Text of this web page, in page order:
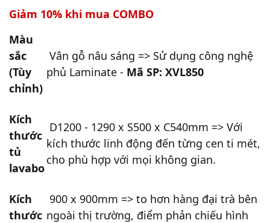
Giảm 10% khi mua COMBO
Màu
sắc
(Tùy
chỉnh)
Vân gỗ nâu sáng => Sử dụng công nghệ
phủ Laminate - Mã SP: XVL850
Kích
thước
tủ
lavabo
D1200 - 1290 x S500 x C540mm => Với
kích thước linh động đến từng cen ti mét,
cho phù hợp với mọi không gian.
Kích
thước
900 x 900mm => to hơn hàng đại trà bên
ngoài thị trường, điểm phản chiếu hình